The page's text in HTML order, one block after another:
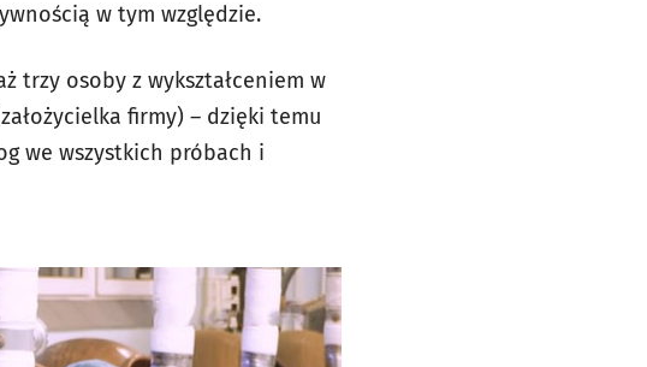
w tym względzie.
trzy osoby z wykształceniem w
firmy) – dzięki temu
we wszystkich próbach i